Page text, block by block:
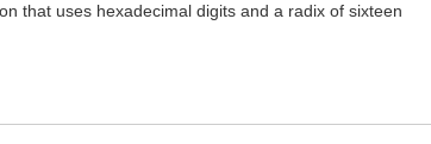
that uses hexadecimal digits and a radix of sixteen
：